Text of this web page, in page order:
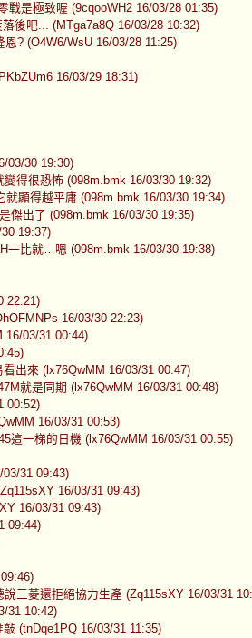
戰是極致喔 (9cqooWH2 16/03/28 01:35)
後吧... (MTga7a8Q 16/03/28 10:32)
? (O4W6/WsU 16/03/28 11:25)
16/03/29 18:31)
03/30 19:30)
得很恐怖 (098m.bmk 16/03/30 19:32)
顯得越平庸 (098m.bmk 16/03/30 19:34)
傑出了 (098m.bmk 16/03/30 19:35)
19:37)
一比就…嗯 (098m.bmk 16/03/30 19:38)
22:21)
16/03/30 22:23)
16/03/31 00:44)
出來 (lx76QwMM 16/03/31 00:47)
就是同期 (lx76QwMM 16/03/31 00:48)
00:52)
16/03/31 00:53)
這一梯的日機 (lx76QwMM 16/03/31 00:55)
31 09:43)
16/03/31 09:43)
16/03/31 09:43)
09:44)
三菱還拒絕協力生產 (Zq115sXY 16/03/31
31 10:42)
(tnDqe1PQ 16/03/31 11:35)